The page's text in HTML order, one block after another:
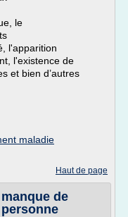
le
l'apparition
l'existence de
et bien d’autres
maladie
Haut de page
de